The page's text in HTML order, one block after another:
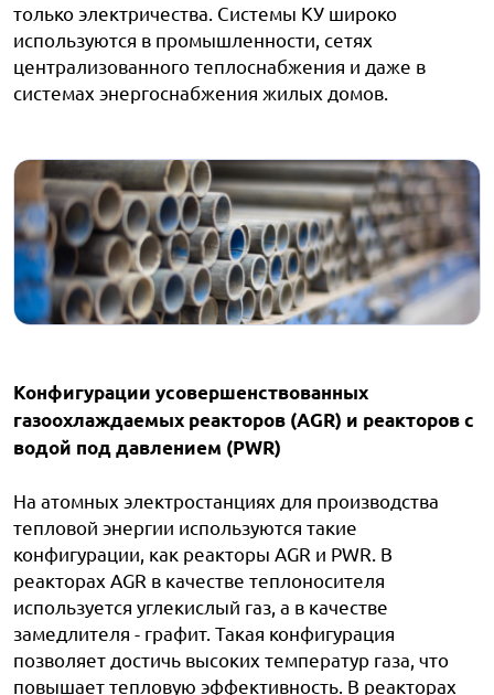
только электричества. Системы КУ широко
используются в промышленности, сетях
централизованного теплоснабжения и даже в
системах энергоснабжения жилых домов.
Конфигурации усовершенствованных
газоохлаждаемых реакторов (AGR) и реакторов с
водой под давлением (PWR)
На атомных электростанциях для производства
тепловой энергии используются такие
конфигурации, как реакторы AGR и PWR. В
реакторах AGR в качестве теплоносителя
используется углекислый газ, а в качестве
замедлителя - графит. Такая конфигурация
позволяет достичь высоких температур газа, что
повышает тепловую эффективность. В реакторах